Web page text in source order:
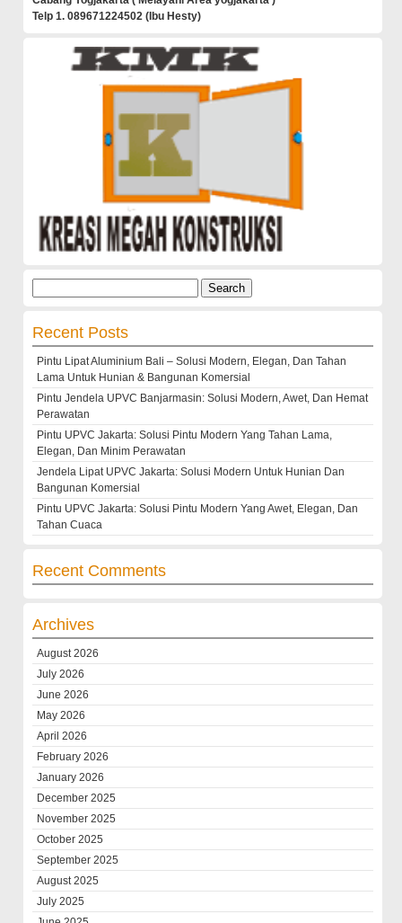
Telp 1. 089671224502 (Ibu Hesty)
for:
Recent Posts
Pintu Lipat Aluminium Bali – Solusi Modern, Elegan, Dan Tahan
Lama Untuk Hunian & Bangunan Komersial
Pintu Jendela UPVC Banjarmasin: Solusi Modern, Awet, Dan Hemat
Perawatan
Pintu UPVC Jakarta: Solusi Pintu Modern Yang Tahan Lama,
Elegan, Dan Minim Perawatan
Jendela Lipat UPVC Jakarta: Solusi Modern Untuk Hunian Dan
Bangunan Komersial
Pintu UPVC Jakarta: Solusi Pintu Modern Yang Awet, Elegan, Dan
Tahan Cuaca
Recent Comments
Archives
August 2026
July 2026
June 2026
May 2026
April 2026
February 2026
January 2026
December 2025
November 2025
October 2025
September 2025
August 2025
July 2025